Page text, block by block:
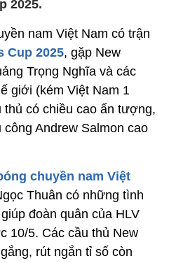
2025.
nam Việt Nam có trận
Cup 2025, gặp New
Trọng Nghĩa và các
giới (kém Việt Nam 1
có chiều cao ấn tượng,
Andrew Salmon cao
chuyền nam Việt
Thuân có những tình
đoàn quân của HLV
10/5. Các cầu thủ New
rút ngắn tỉ số còn